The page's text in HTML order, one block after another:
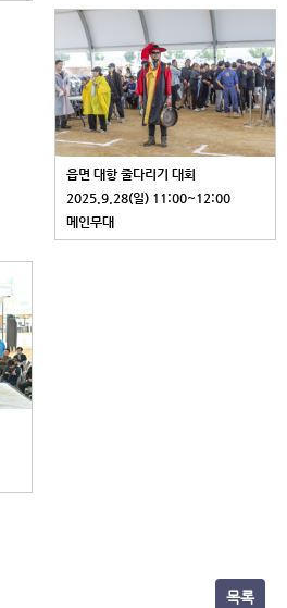
읍면 대항 줄다리기 대회
2025.9.28(일) 11:00~12:00
메인무대
목록